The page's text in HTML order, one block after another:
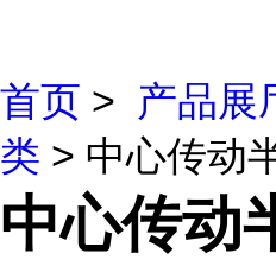
首页 > 产品展
类 > 中心传动
中心传动